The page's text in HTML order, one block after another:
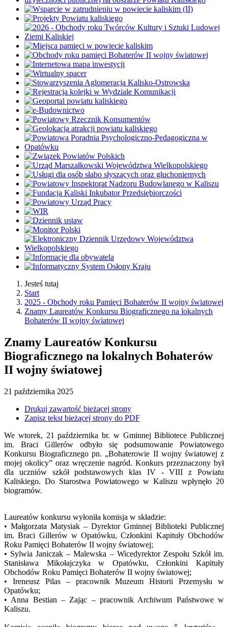
Jesteś tutaj
Start
2025 - Obchody roku Pamięci Bohaterów II wojny światowej
Znamy Laureatów Konkursu Biograficznego na lokalnych
Bohaterów II wojny światowej
Znamy Laureatów Konkursu
Biograficznego na lokalnych Bohaterów
II wojny światowej
21 października 2025
Drukuj zawartość bieżącej strony
Zapisz tekst bieżącej strony do PDF
We wtorek, 21 października br. w Gminnej Bibliotece Publicznej
im. Braci Gillerów odbyło się podsumowanie Powiatowego
Konkursu Biograficznego pn. „Bohaterowie II wojny światowej z
mojej okolicy” oraz wręczenie nagród. Konkurs przeznaczony był
dla uczniów szkół podstawowych klas IV - VIII z Powiatu
Kaliskiego. Do Starostwa Powiatowego w Kaliszu wpłynęło 20
biogramów.
Laureatów konkursu wyłoniła komisja w składzie:
• Małgorzata Matysiak – Dyrektor Gminnej Biblioteki Publicznej
im. Braci Gillerów w Opatówku, Członkini Kapituły Obchodów
Roku Pamięci Bohaterów II wojny światowej;
• Sylwia Janiczak – Malewska – Wicedyrektor Zespołu Szkół im.
Stanisława Mikołajczyka w Opatówku, Członkini Kapituły
Obchodów Roku Pamięci Bohaterów II wojny światowej;
• Ireneusz Pilas – pracownik Muzeum Historii Przemysłu w
Opatówku;
• Anna Bestian – Zając – pracownik Archiwum Państwowe w
Kaliszu.